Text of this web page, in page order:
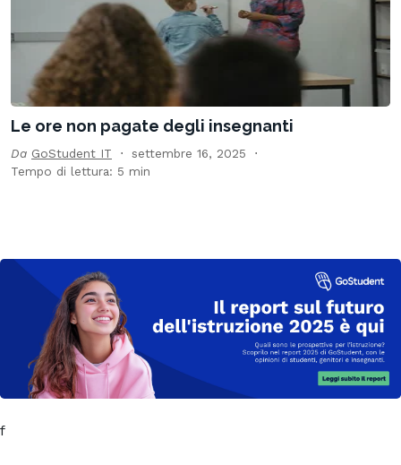
Le ore non pagate degli insegnanti
Da GoStudent IT
settembre 16, 2025
Tempo di lettura: 5 min
f